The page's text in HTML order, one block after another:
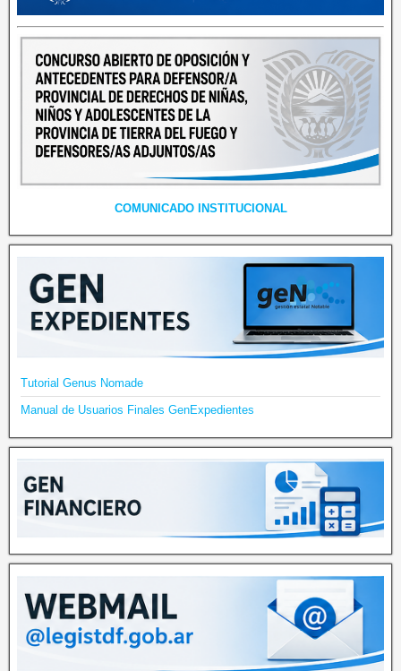
COMUNICADO INSTITUCIONAL
Tutorial Genus Nomade
Manual de Usuarios Finales GenExpedientes